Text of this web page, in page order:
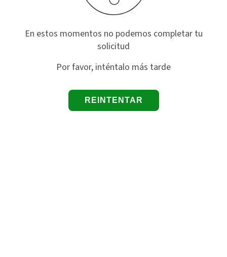
En estos momentos no podemos completar tu
solicitud
Por favor, inténtalo más tarde
REINTENTAR